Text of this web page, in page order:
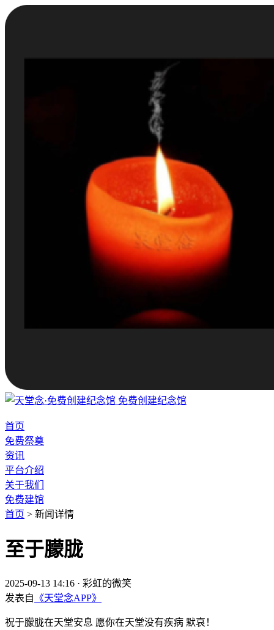
免费创建纪念馆
首页
免费祭奠
资讯
平台介绍
关于我们
免费建馆
首页 > 新闻详情
至于朦胧
2025-09-13 14:16 · 彩虹的微笑
发表自 《天堂念APP》
祝于朦胧在天堂安息 愿你在天堂没有疾病 默哀！